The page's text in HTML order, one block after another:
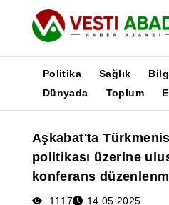
Yayınlar
Medya
Poster
Politika Sağlık
Dünyada
Toplum
Aşkabat'ta
politikası üzerine
konferans
1117 14.05.2025